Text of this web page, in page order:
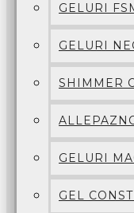
GELURI
GELURI
SHIMMER
GELURI
GEL